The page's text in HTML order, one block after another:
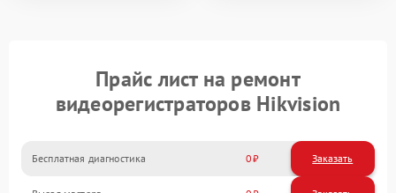
Прайс лист на ремонт
видеорегистраторов Hikvision
Бесплатная диагностика 0 Заказать